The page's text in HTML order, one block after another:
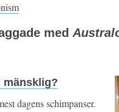
med
mänsklig?
dagens schimpanser.